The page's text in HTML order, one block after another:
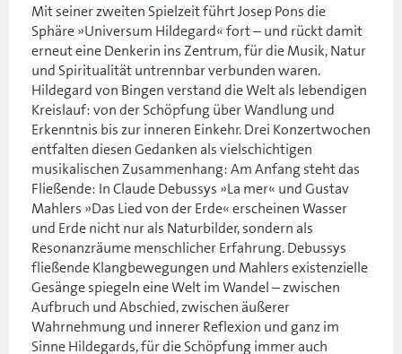
Mit seiner zweiten Spielzeit führt Josep Pons die
Sphäre »Universum Hildegard« fort – und rückt damit
erneut eine Denkerin ins Zentrum, für die Musik, Natur
und Spiritualität untrennbar verbunden waren.
Hildegard von Bingen verstand die Welt als lebendigen
Kreislauf: von der Schöpfung über Wandlung und
Erkenntnis bis zur inneren Einkehr. Drei Konzertwochen
entfalten diesen Gedanken als vielschichtigen
musikalischen Zusammenhang: Am Anfang steht das
Fließende: In Claude Debussys »La mer« und Gustav
Mahlers »Das Lied von der Erde« erscheinen Wasser
und Erde nicht nur als Naturbilder, sondern als
Resonanzräume menschlicher Erfahrung. Debussys
fließende Klangbewegungen und Mahlers existenzielle
Gesänge spiegeln eine Welt im Wandel – zwischen
Aufbruch und Abschied, zwischen äußerer
Wahrnehmung und innerer Reflexion und ganz im
Sinne Hildegards, für die Schöpfung immer auch